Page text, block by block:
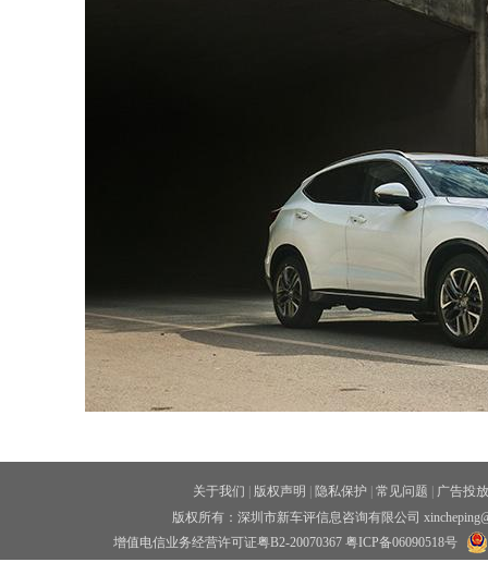
关于我们 版权声明 隐私保护 常见问题
广告投放
版权所有：深圳市新车评信息咨询有限公司
增值电信业务经营许可证粤B2-20070367 粤ICP备06090518号